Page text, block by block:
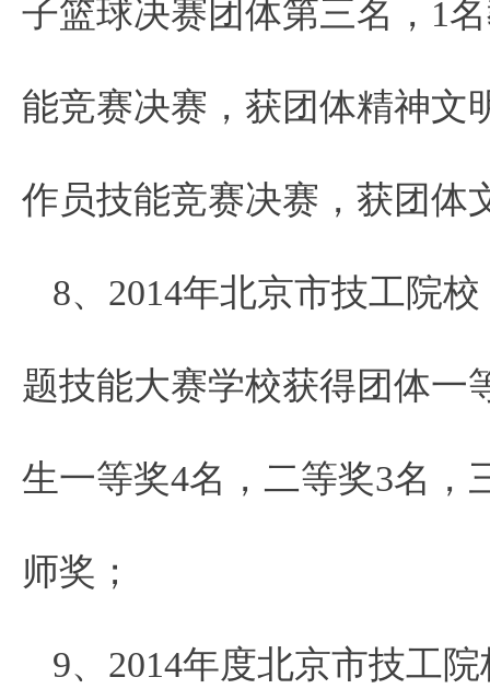
子篮球决赛团体第三名，1
能竞赛决赛，获团体精神文
作员技能竞赛决赛，获团体
8、2014年北京市技工院
题技能大赛学校获得团体一
生一等奖4名，二等奖3名，
师奖；
9、2014年度北京市技工